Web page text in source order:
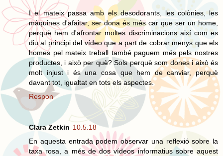
I el mateix passa amb els desodorants, les colònies, les
màquines d'afaitar, ser dona és més car que ser un home,
perquè hem d'afrontar moltes discriminacions així com es
diu al principi del vídeo que a part de cobrar menys que els
homes pel mateix treball també paguem més pels nostres
productes, i això per què? Sols perquè som dones i això és
molt injust i és una cosa que hem de canviar, perquè
davant tot, igualtat en tots els aspectes.
Respon
Clara Zetkin 10.5.18
En aquesta entrada podem observar una reflexió sobre la
taxa rosa, a més de dos vídeos informatius sobre aquest